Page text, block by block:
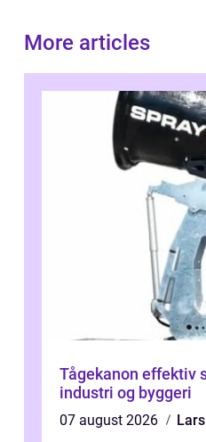
More articles
Tågekanon effektiv støvkontrol til
industri og byggeri
07 august 2026